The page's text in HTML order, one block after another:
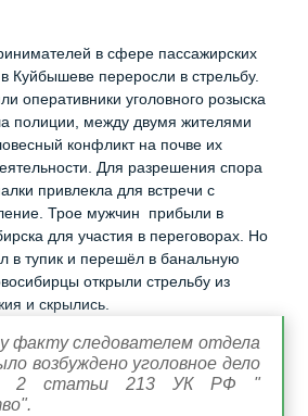
в сфере пассажирских
Куйбышеве переросли в стрельбу.
оперативники уголовного розыска
полиции, между двумя жителями
конфликт на почве их
Для разрешения спора
привлекла для встречи с
Трое мужчин прибыли в
для участия в переговорах. Но
в тупик и перешёл в банальную
открыли стрельбу из
и скрылись.
факту следователем отдела
возбуждено уголовное дело
2 статьи 213 УК РФ "